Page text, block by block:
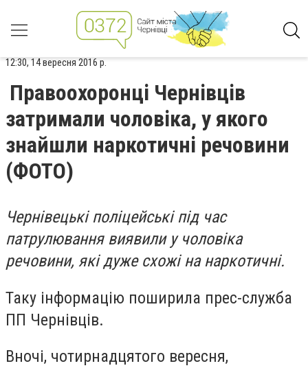
12:30, 14 вересня 2016 р.
Правоохоронці Чернівців
затримали чоловіка, у якого
знайшли наркотичні речовини
(ФОТО)
Чернівецькі поліцейські під час
патрулювання виявили у чоловіка
речовини, які дуже схожі на наркотичні.
Таку інформацію поширила прес-служба
ПП Чернівців.
Вночі, чотирнадцятого вересня,